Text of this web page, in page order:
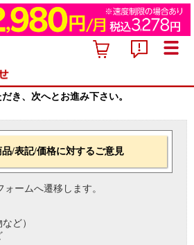
き、次へとお進み下さい。
/表記/価格に対するご意見
ォームへ遷移します。
ど）